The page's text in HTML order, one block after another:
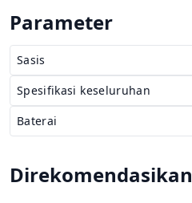
Parameter
Sasis
Spesifikasi keseluruhan
Baterai
Direkomendasikan